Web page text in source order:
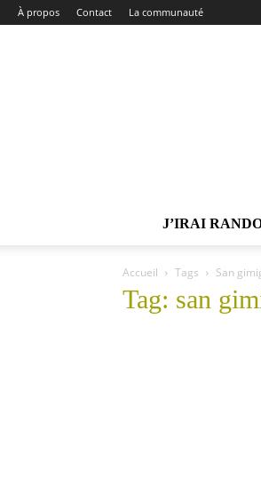
À propos Contact La communauté
J’IRAI
Accueil Tags San
Tag: san